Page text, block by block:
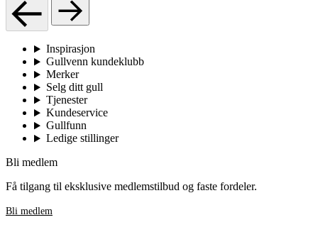
Inspirasjon
Gullvenn kundeklubb
Merker
Selg ditt gull
Tjenester
Kundeservice
Gullfunn
Ledige stillinger
Bli medlem
Få tilgang til eksklusive medlemstilbud og faste fordeler.
Bli medlem